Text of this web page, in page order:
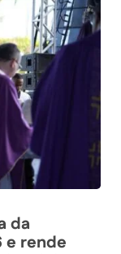
da
e rende